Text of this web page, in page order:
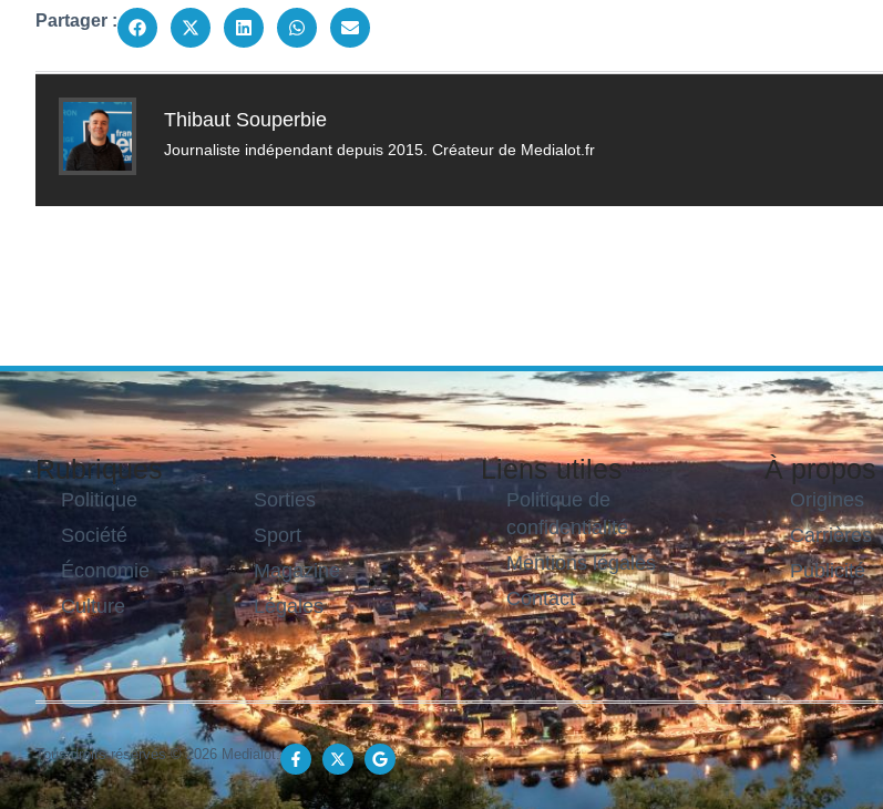
Partager :
Thibaut Souperbie
Journaliste indépendant depuis 2015. Créateur de Medialot.fr
Rubriques
Politique
Société
Économie
Culture
Sorties
Sport
Magazine
Légales
Liens utiles
Politique de
confidentialité
Mentions légales
Contact
À propos
Origines
Carrières
Publicité
Tous droits réservés © 2026 Medialot.